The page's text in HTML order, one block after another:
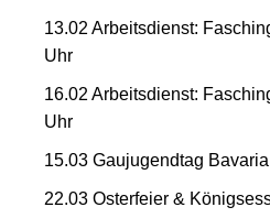
13.02 Arbeitsdienst:
Uhr
16.02 Arbeitsdienst:
Uhr
15.03 Gaujugendtag
22.03 Osterfeier &